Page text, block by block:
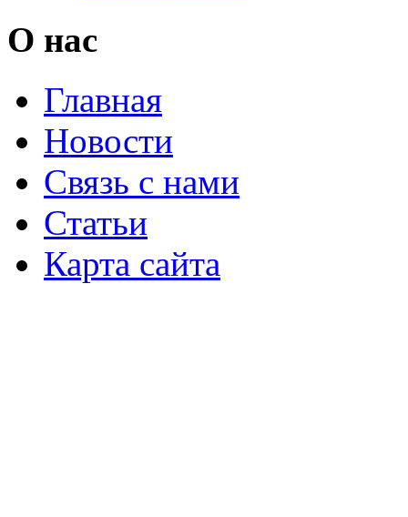
О нас
Главная
Новости
Связь с нами
Статьи
Карта сайта